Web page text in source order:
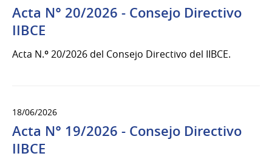
Acta N° 20/2026 - Consejo Directivo
IIBCE
Acta N.º 20/2026 del Consejo Directivo del IIBCE.
18/06/2026
Acta N° 19/2026 - Consejo Directivo
IIBCE